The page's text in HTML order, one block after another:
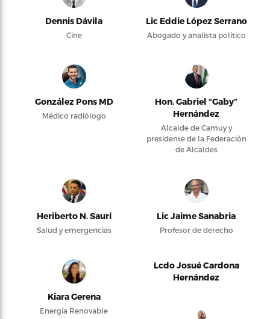
Dennis Dávila
Cine
Lic Eddie López Serrano
Abogado y analista político
González Pons MD
Médico radiólogo
Hon. Gabriel “Gaby”
Hernández
Alcalde de Camuy y
presidente de la Federación
de Alcaldes
Heriberto N. Saurí
Salud y emergencias
Lic Jaime Sanabria
Profesor de derecho
Kiara Gerena
Energía Renovable
Lcdo Josué Cardona
Hernández